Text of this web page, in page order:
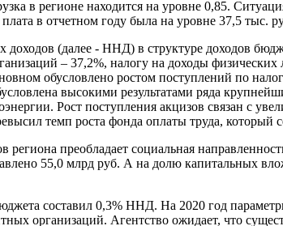
в регионе находится на уровне 0,85.
в отчетном году была на уровне 37,5 тыс.
(далее - ННД) в структуре доходов
– 37,2%, налогу на доходы
обусловлено ростом поступлений по
высокими результатами ряда
Рост поступления акцизов связан с
темп роста фонда оплаты труда, который
преобладает социальная
55,0 млрд руб. А на долю капитальных
составил 0,3% ННД. На 2020 год
организаций. Агентство ожидает, что